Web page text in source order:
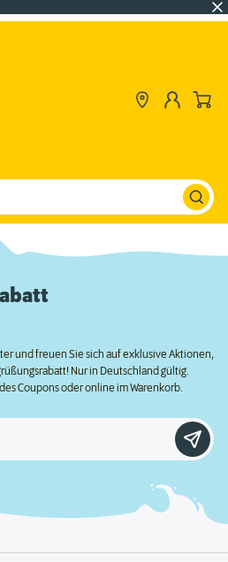
und freuen Sie sich auf exklusive Aktionen,
Nur in Deutschland gültig.
Coupons oder online im Warenkorb.